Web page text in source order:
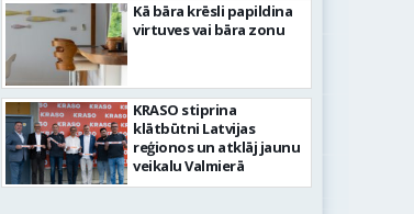
Kā bāra krēsli papildina
virtuves vai bāra zonu
KRASO stiprina
klātbūtni Latvijas
reģionos un atklāj jaunu
veikalu Valmierā